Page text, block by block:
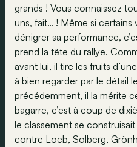
grands ! Vous connaissez
uns, fait… ! Même si
dénigrer sa performance,
prend la tête du rallye.
avant lui, il tire les fruits
à bien regarder par le détail
précédemment, il la mérite
bagarre, c’est à coup de
le classement se
contre Loeb, Solberg,